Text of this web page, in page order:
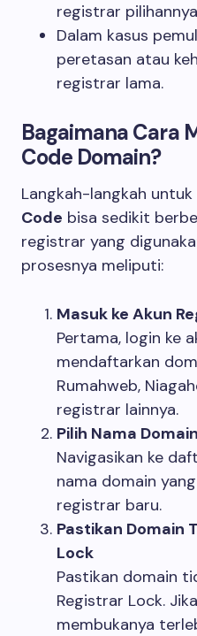
registrar
Dalam kasus
peretasan atau
registrar lama.
Bagaimana Cara
Code Domain?
Langkah-langkah
Code bisa sedikit
registrar yang
prosesnya meliputi:
Masuk ke Akun
Pertama, login ke
mendaftarkan
Rumahweb,
registrar lainnya.
Pilih Nama
Navigasikan ke
nama domain
registrar baru.
Pastikan Domain
Lock
Pastikan domain
Registrar Lock.
membukanya